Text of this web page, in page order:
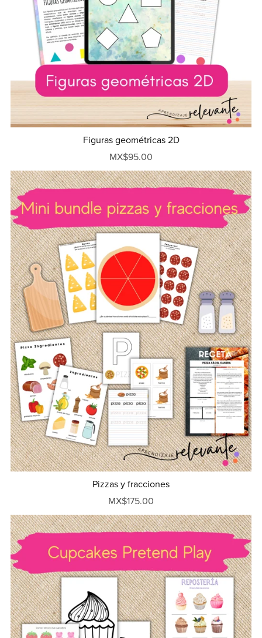
Figuras geométricas 2D
MX$95.00
Pizzas y fracciones
MX$175.00